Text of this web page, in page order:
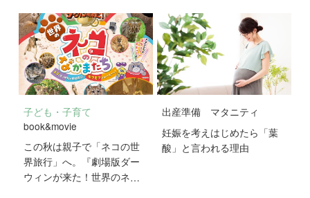
子ども・子育て
book&movie
この秋は親子で「ネコの世
界旅行」へ。『劇場版ダー
ウィンが来た！世界のネコ
出産準備
マタニティ
妊娠を考えはじめたら「葉
酸」と言われる理由